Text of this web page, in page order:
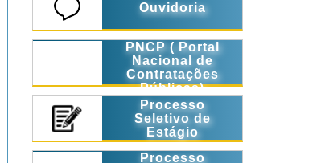
Ouvidoria
PNCP ( Portal
Nacional de
Contratações
Públicas)
Processo
Seletivo de
Estágio
Processo